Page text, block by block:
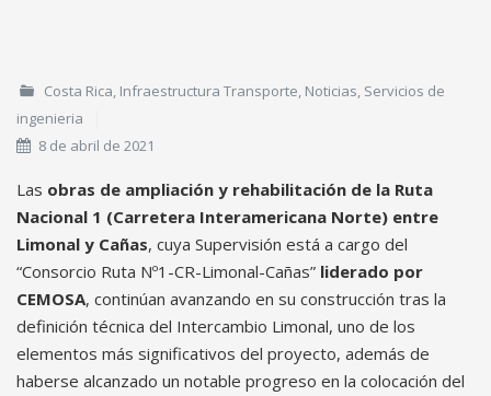
Costa Rica, Infraestructura Transporte, Noticias, Servicios de
ingenieria
8 de abril de 2021
Las obras de ampliación y rehabilitación de la Ruta
Nacional 1 (Carretera Interamericana Norte) entre
Limonal y Cañas, cuya Supervisión está a cargo del
“Consorcio Ruta Nº1-CR-Limonal-Cañas” liderado por
CEMOSA, continúan avanzando en su construcción tras la
definición técnica del Intercambio Limonal, uno de los
elementos más significativos del proyecto, además de
haberse alcanzado un notable progreso en la colocación del